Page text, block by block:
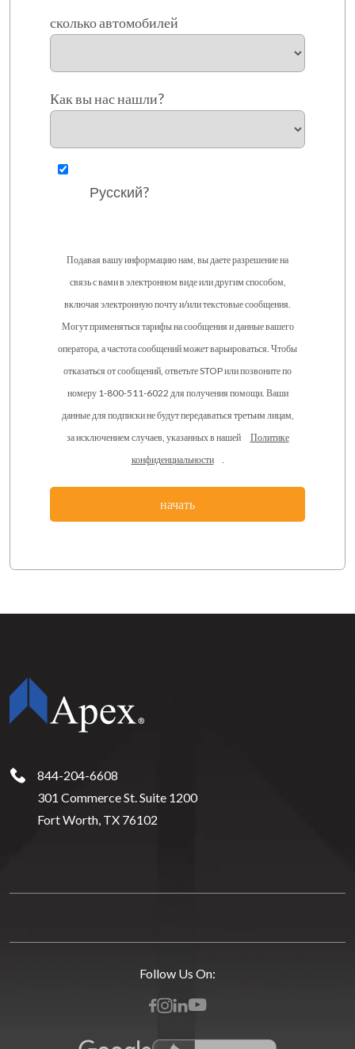
сколько автомобилей
Как вы нас нашли?
Русский?
Подавая вашу информацию нам, вы даете разрешение на
связь с вами в электронном виде или другим способом,
включая электронную почту и/или текстовые сообщения.
Могут применяться тарифы на сообщения и данные вашего
оператора, а частота сообщений может варьироваться. Чтобы
отказаться от сообщений, ответьте STOP или позвоните по
номеру 1-800-511-6022 для получения помощи. Ваши
данные для подписки не будут передаваться третьим лицам,
за исключением случаев, указанных в нашей
Политике
конфиденциальности
начать
844-204-6608
301 Commerce St. Suite 1200
Fort Worth, TX 76102
Follow Us On: